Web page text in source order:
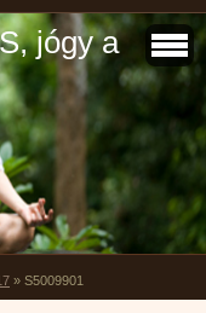
jógy a
» S5009901